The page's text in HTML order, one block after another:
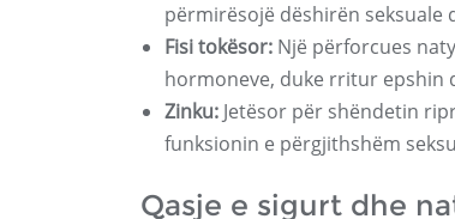
përmirësojë dëshirën seksuale
Fisi tokësor: Një përforcues
hormoneve, duke rritur epshin
Zinku: Jetësor për shëndetin
funksionin e përgjithshëm
Qasje e sigurt dhe